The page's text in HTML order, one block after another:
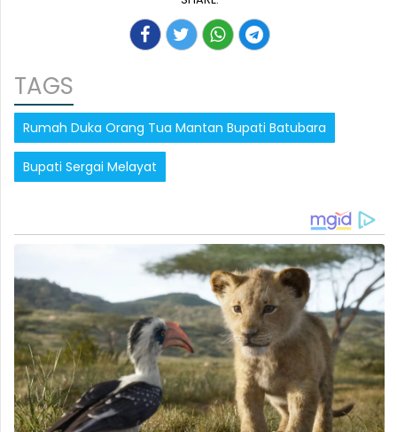
TAGS
Rumah Duka Orang Tua Mantan Bupati Batubara
Bupati Sergai Melayat